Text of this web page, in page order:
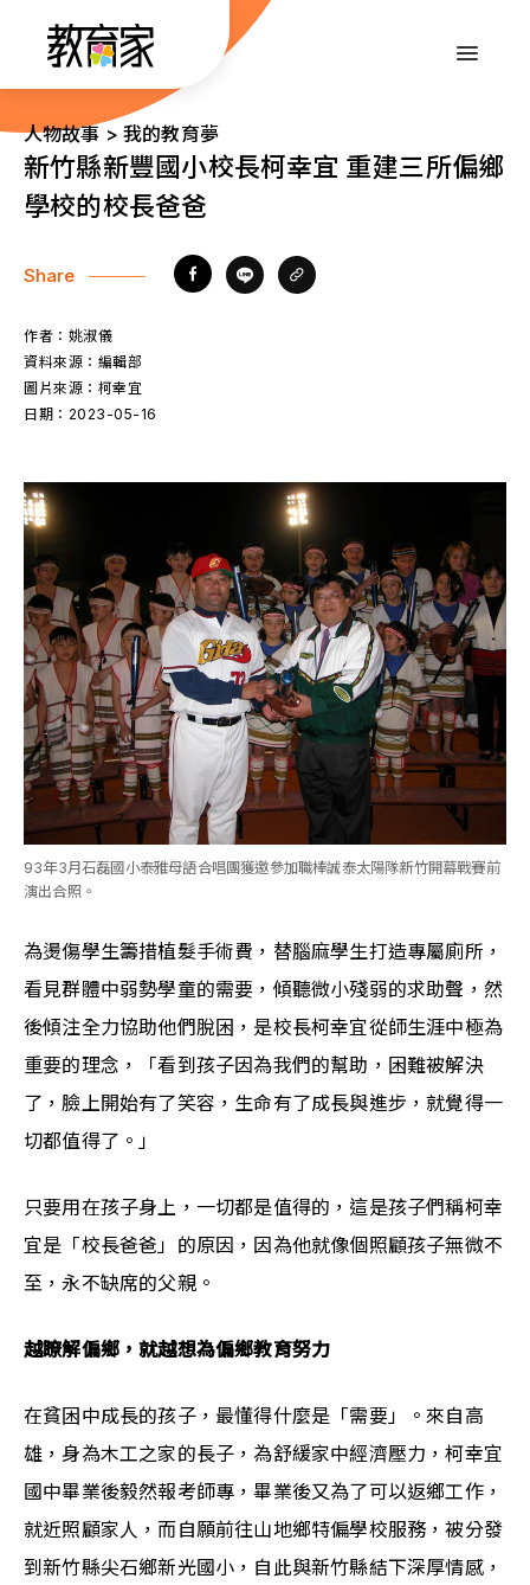
內
::: 人物故事 > 我的教育夢
新竹縣新豐國小校長柯幸宜 重建三所偏鄉
學校的校長爸爸
Share
作者： 姚淑儀
資料來源： 編輯部
圖片來源： 柯幸宜
日期： 2023-05-16
93年3月石磊國小泰雅母語合唱團獲邀參加職棒誠泰太陽隊新竹開幕戰賽前
演出合照。
為燙傷學生籌措植髮手術費，替腦麻學生打造專屬廁所，
看見群體中弱勢學童的需要，傾聽微小殘弱的求助聲，然
後傾注全力協助他們脫困，是校長柯幸宜從師生涯中極為
重要的理念，「看到孩子因為我們的幫助，困難被解決
了，臉上開始有了笑容，生命有了成長與進步，就覺得一
切都值得了。」
只要用在孩子身上，一切都是值得的，這是孩子們稱柯幸
宜是「校長爸爸」的原因，因為他就像個照顧孩子無微不
至，永不缺席的父親。
越瞭解偏鄉，就越想為偏鄉教育努力
在貧困中成長的孩子，最懂得什麼是「需要」。來自高
雄，身為木工之家的長子，為舒緩家中經濟壓力，柯幸宜
國中畢業後毅然報考師專，畢業後又為了可以返鄉工作，
就近照顧家人，而自願前往山地鄉特偏學校服務，被分發
到新竹縣尖石鄉新光國小，自此與新竹縣結下深厚情感，